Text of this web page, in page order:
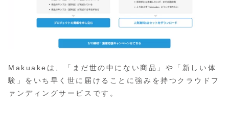
Makuakeは、「まだ世の中にない商品」や「新しい体
験」をいち早く世に届けることに強みを持つクラウドフ
ァンディングサービスです。